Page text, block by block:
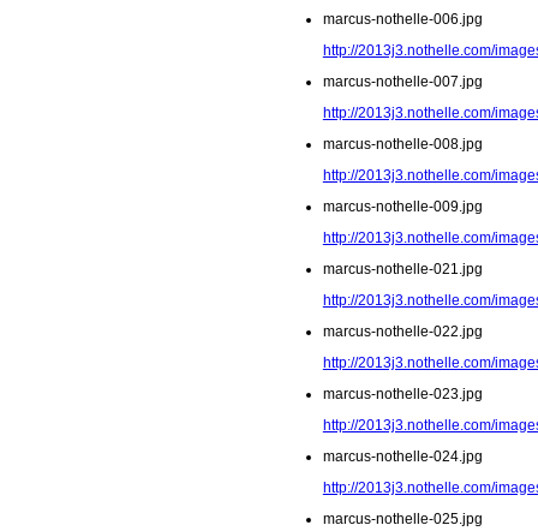
marcus-nothelle-006.jpg
http://2013j3.nothelle.com/
marcus-nothelle-007.jpg
http://2013j3.nothelle.com/
marcus-nothelle-008.jpg
http://2013j3.nothelle.com/
marcus-nothelle-009.jpg
http://2013j3.nothelle.com/
marcus-nothelle-021.jpg
http://2013j3.nothelle.com/
marcus-nothelle-022.jpg
http://2013j3.nothelle.com/
marcus-nothelle-023.jpg
http://2013j3.nothelle.com/
marcus-nothelle-024.jpg
http://2013j3.nothelle.com/
marcus-nothelle-025.jpg